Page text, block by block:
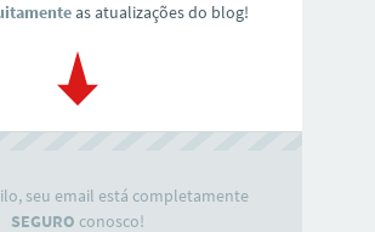
as atualizações do blog!
seu email está completamente
SEGURO conosco!